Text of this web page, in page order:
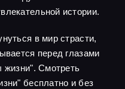
истории.
в мир страсти,
перед глазами
жизни". Смотреть
бесплатно и без